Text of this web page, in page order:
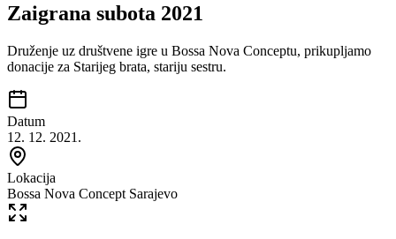
Zaigrana subota 2021
Druženje uz društvene igre u Bossa Nova Conceptu, prikupljamo
donacije za Starijeg brata, stariju sestru.
Datum
12. 12. 2021.
Lokacija
Bossa Nova Concept Sarajevo